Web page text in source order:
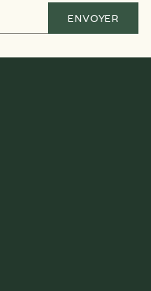
ENVOYER